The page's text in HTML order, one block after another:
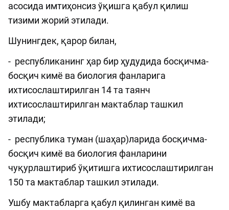
асосида имтиҳонсиз ўқишга қабул қилиш
тизими жорий этилади.
Шунингдек, қарор билан,
- республиканинг ҳар бир ҳудудида босқичма-
босқич кимё ва биология фанларига
ихтисослаштирилган 14 та таянч
ихтисослаштирилган мактаблар ташкил
этилади;
- республика туман (шаҳар)ларида босқичма-
босқич кимё ва биология фанларини
чуқурлаштириб ўқитишга ихтисослаштирилган
150 та мактаблар ташкил этилади.
Ушбу мактабларга қабул қилинган кимё ва